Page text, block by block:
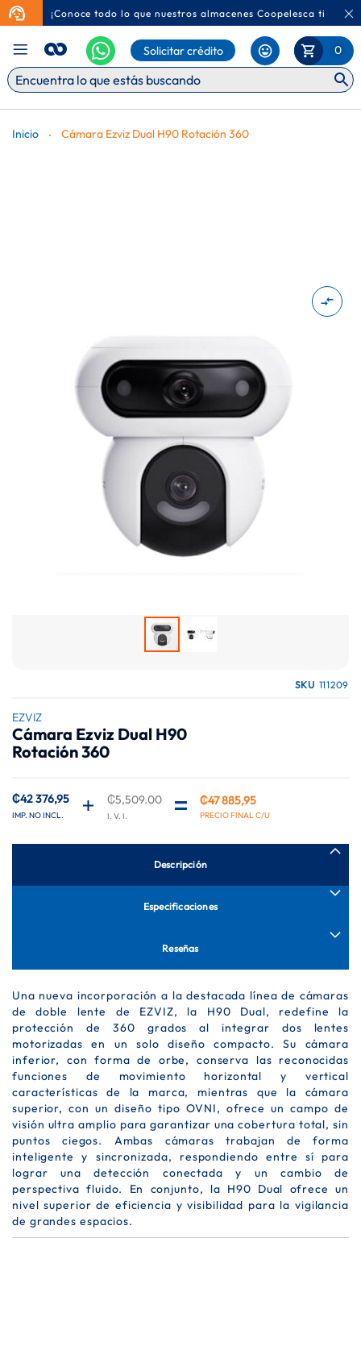
¡Conoce todo lo que nuestros almacenes Coopelesca tienen
Mi
0
Solicitar crédito
Inicio Cámara Ezviz Dual H90 Rotación 360
SKU 111209
EZVIZ
Cámara Ezviz Dual H90
Rotación 360
₡47 885,95
₡5,509.00
₡42 376,95
comienzo
de
la
imágenes
Descripción
Una nueva incorporación a la destacada línea de cámaras
de doble lente de EZVIZ, la H90 Dual, redefine la
protección de 360 grados al integrar dos lentes
motorizadas en un solo diseño compacto. Su cámara
inferior, con forma de orbe, conserva las reconocidas
funciones de movimiento horizontal y vertical
características de la marca, mientras que la cámara
superior, con un diseño tipo OVNI, ofrece un campo de
visión ultra amplio para garantizar una cobertura total, sin
puntos ciegos. Ambas cámaras trabajan de forma
inteligente y sincronizada, respondiendo entre sí para
lograr una detección conectada y un cambio de
perspectiva fluido. En conjunto, la H90 Dual ofrece un
nivel superior de eficiencia y visibilidad para la vigilancia
de grandes espacios.
Especificaciones
Reseñas